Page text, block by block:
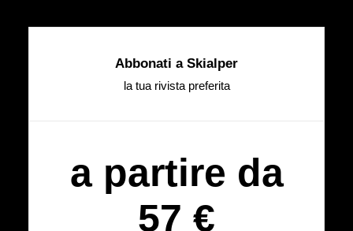
Abbonati a Skialper
la tua rivista preferita
a partire da
57 €